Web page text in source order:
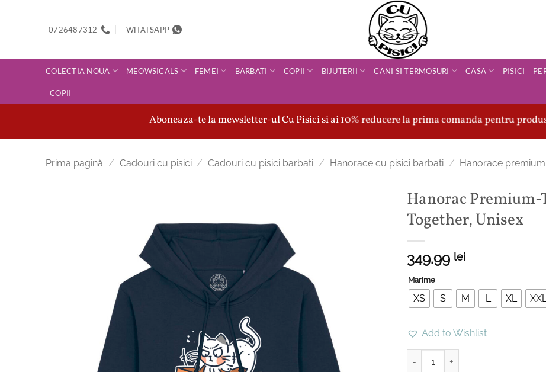
0726487312 WHATSAPP
COLECTIA NOUA MEOWSICALS FEMEI BARBATI COPII BIJUTERII CANI SI TERMOSURI CASA PISICI
COPII
Aboneaza-te la mewsletter-ul Cu Pisici si ai 10% reducere la prima comanda pentru
Prima pagină / Cadouri cu pisici / Cadouri cu pisici barbati / Hanorace cu pisici barbati / Hanorace
Hanorac
Together, Unisex
349.99 lei
Marime
XS S M L XL XXL
Add to Wishlist